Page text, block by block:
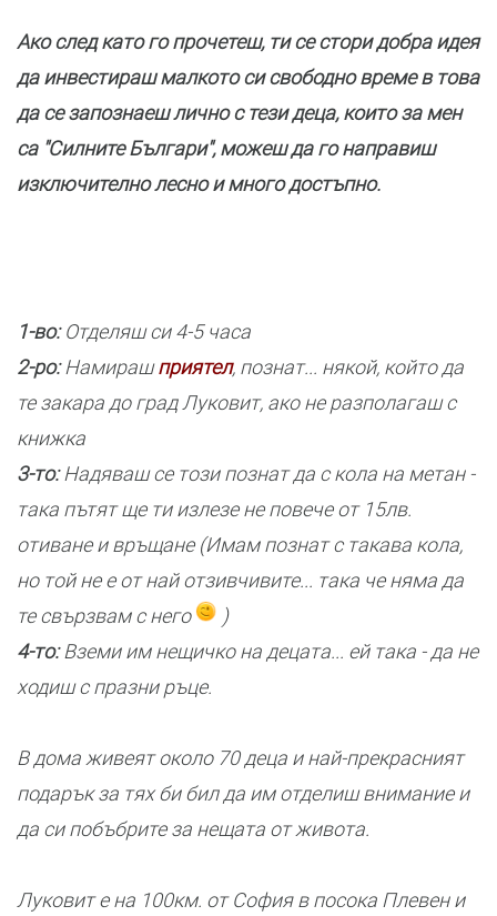
Ако след като го прочетеш, ти се стори добра идея
да инвестираш малкото си свободно време в това
да се запознаеш лично с тези деца, които за мен
са "Силните Българи", можеш да го направиш
изключително лесно и много достъпно.
1-во:Отделяш си 4-5 часа
2-ро:Намирашприятел, познат... някой, който да
те закара до град Луковит, ако не разполагаш с
книжка
3-то:Надяваш се този познат да с кола на метан -
така пътят ще ти излезе не повече от 15лв.
отиване и връщане (Имам познат с такава кола,
но той не е от най отзивчивите... така че няма да
те свързвам с него
)
4-то:Вземи им нещичко на децата... ей така - да не
ходиш с празни ръце.
В дома живеят около 70 деца и най-прекрасният
подарък за тях би бил да им отделиш внимание и
да си побъбрите за нещата от живота.
Луковит е на 100км. от София в посока Плевен и